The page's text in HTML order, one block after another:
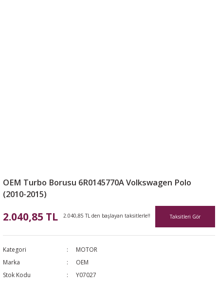
OEM Turbo Borusu 6R0145770A Volkswagen Polo
(2010-2015)
2.040,85 TL 2.040,85 TL den başlayan taksitlerle!! Taksitleri Gör
Kategori
MOTOR
Marka
OEM
Stok Kodu
Y07027